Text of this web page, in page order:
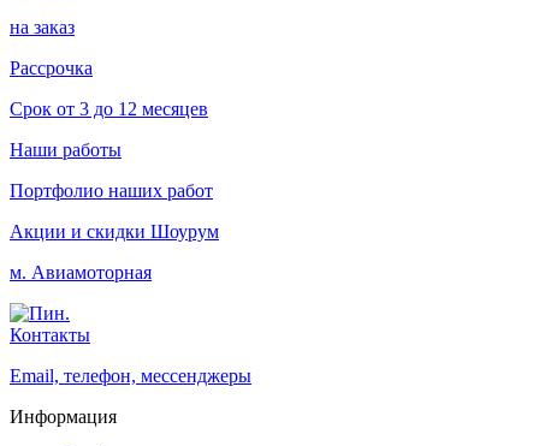
на заказ
Рассрочка
Срок от 3 до 12 месяцев
Наши работы
Портфолио наших работ
Акции и скидки Шоурум
м. Авиамоторная
Контакты
Email, телефон, мессенджеры
Информация